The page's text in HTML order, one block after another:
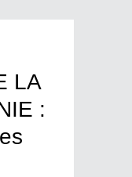
LA
: